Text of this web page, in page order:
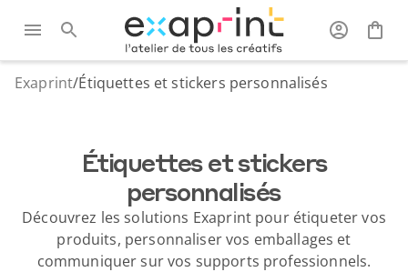
Exaprint/Étiquettes et stickers personnalisés
Étiquettes et stickers
personnalisés
Découvrez les solutions Exaprint pour étiqueter vos
produits, personnaliser vos emballages et
communiquer sur vos supports professionnels.